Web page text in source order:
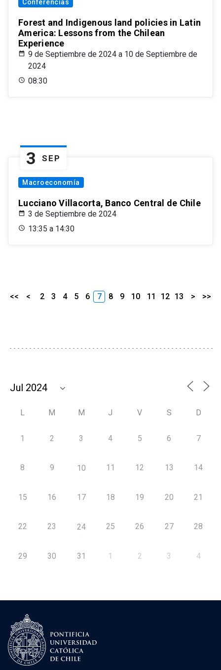
Conferencias
Forest and Indigenous land policies in Latin
America: Lessons from the Chilean
Experience
9 de Septiembre de 2024 a 10 de Septiembre de
2024
08:30
3 SEP
Macroeconomía
Lucciano Villacorta, Banco Central de Chile
3 de Septiembre de 2024
13:35 a 14:30
<< < 2 3 4 5 6 7 8 9 10 11 12 13 > >>
L M M J V S D
1 2 3 4 5 6 7
8 9 10 11 12 13 14
15 16 17 18 19 20 21
22 23 24 25 26 27 28
29 30 31 1 2 3 4